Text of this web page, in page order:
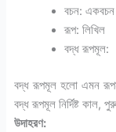
বচন: একবচন
রূপ: লিখিল
বদ্ধ রূপমূল:
বদ্ধ রূপমূল হলো এমন
বদ্ধ রূপমূল নির্দিষ্ট কাল,
উদাহরণ: